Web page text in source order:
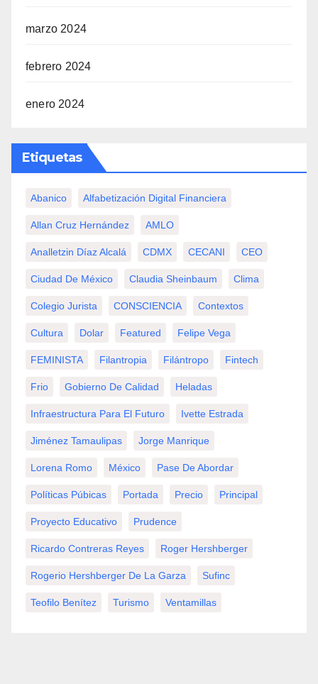
marzo 2024
febrero 2024
enero 2024
Etiquetas
Abanico Alfabetización Digital Financiera
Allan Cruz Hernández AMLO
Analletzin Díaz Alcalá CDMX CECANI CEO
Ciudad De México Claudia Sheinbaum Clima
Colegio Jurista CONSCIENCIA Contextos
Cultura Dolar Featured Felipe Vega
FEMINISTA Filantropia Filántropo Fintech
Frio Gobierno De Calidad Heladas
Infraestructura Para El Futuro Ivette Estrada
Jiménez Tamaulipas Jorge Manrique
Lorena Romo México Pase De Abordar
Políticas Púbicas Portada Precio Principal
Proyecto Educativo Prudence
Ricardo Contreras Reyes Roger Hershberger
Rogerio Hershberger De La Garza Sufinc
Teofilo Benítez Turismo Ventamillas